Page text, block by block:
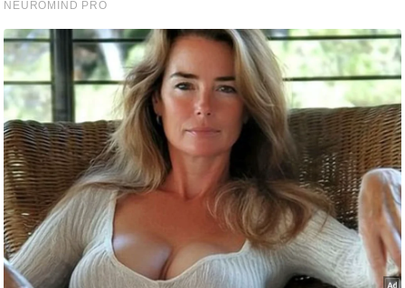
फै
श
न
घ
रे
लू
नु
स्खे
प
र्य
ट